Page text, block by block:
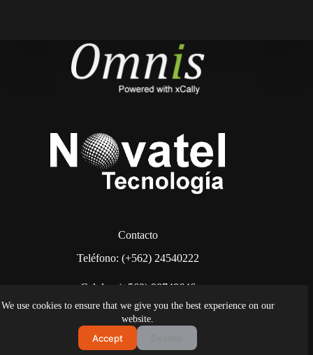
We use cookies to ensure that we give you the best experience on our
website.
Accept
Contacto
Teléfono: (+562) 24540222
Celular: (+569) 98748646
También puede escribirnos a: